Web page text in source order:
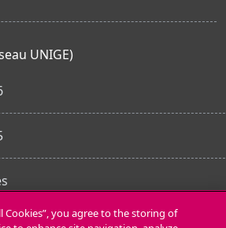
UNIGE)
Cookies”, you agree to the storing of